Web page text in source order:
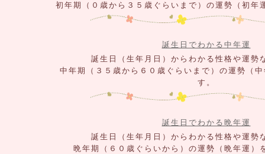
初年期（０歳から３５歳ぐらいまで）の運勢（初年
誕生日でわかる中年運
誕生日（生年月日）からわかる性格や運勢
中年期（３５歳から６０歳ぐらいまで）の運勢（
す。
誕生日でわかる晩年運
誕生日（生年月日）からわかる性格や運勢
晩年期（６０歳ぐらいから）の運勢（晩年運）